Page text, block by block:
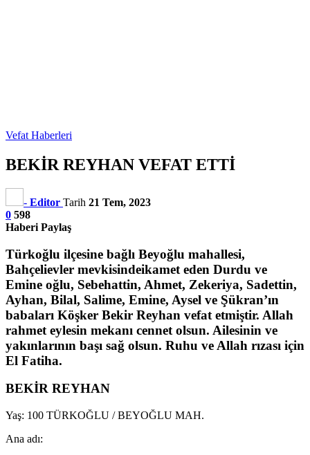
Vefat Haberleri
BEKİR REYHAN VEFAT ETTİ
- Editor Tarih 21 Tem, 2023
0 598
Haberi Paylaş
Türkoğlu ilçesine bağlı Beyoğlu mahallesi,
Bahçelievler mevkisindeikamet eden Durdu ve
Emine oğlu, Sebehattin, Ahmet, Zekeriya, Sadettin,
Ayhan, Bilal, Salime, Emine, Aysel ve Şükran’ın
babaları Köşker Bekir Reyhan vefat etmiştir. Allah
rahmet eylesin mekanı cennet olsun. Ailesinin ve
yakınlarının başı sağ olsun. Ruhu ve Allah rızası için
El Fatiha.
BEKİR REYHAN
Yaş: 100 TÜRKOĞLU / BEYOĞLU MAH.
Ana adı: